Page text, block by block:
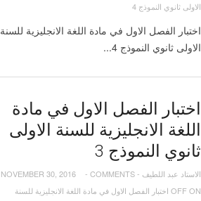
الاولى ثانوي النموذج 4
اختبار الفصل الاول في مادة اللغة الانجليزية للسنة
الاولى ثانوي النموذج 4...
اختبار الفصل الاول في مادة
اللغة الانجليزية للسنة الاولى
ثانوي النموذج 3
الاستاد عبد اللطيف -
NOVEMBER 30, 2016 - COMMENTS
OFF ON اختبار الفصل الاول في مادة اللغة الانجليزية للسنة